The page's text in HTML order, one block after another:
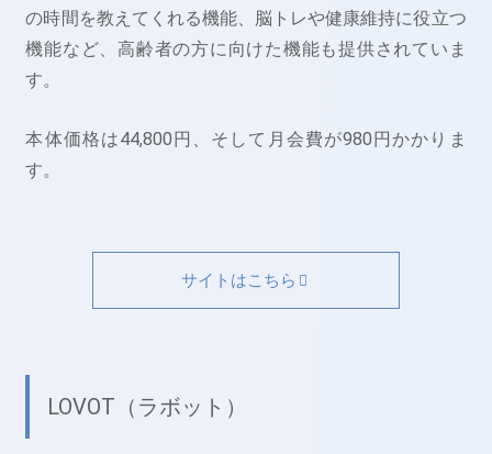
の時間を教えてくれる機能、脳トレや健康維持に役立つ
機能など、高齢者の方に向けた機能も提供されていま
す。
本体価格は44,800円、そして月会費が980円かかりま
す。
サイトはこちら
LOVOT（ラボット）